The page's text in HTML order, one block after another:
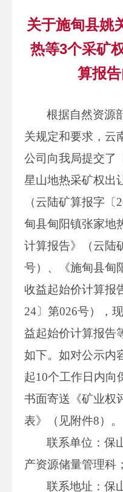
关于施甸县姚
热等3个采矿
算报
根据自然资源
关规定和要求，云
公司向我局提交了
星山地热采矿权出
（云陆矿算报字
甸县甸阳镇张家地
计算报告》（云陆
号）、《施甸县甸
收益起始价计算报
24〕第026号），
益起始价计算报告
如下。如对公示内
起10个工作日内向
书面寄送《矿业权
表》（见附件8）。
联系单位：保
产资源储量管理科；
联系地址：保